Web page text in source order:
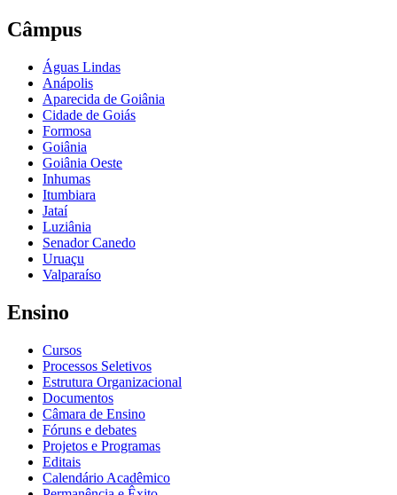
Câmpus
Águas Lindas
Anápolis
Aparecida de Goiânia
Cidade de Goiás
Formosa
Goiânia
Goiânia Oeste
Inhumas
Itumbiara
Jataí
Luziânia
Senador Canedo
Uruaçu
Valparaíso
Ensino
Cursos
Processos Seletivos
Estrutura Organizacional
Documentos
Câmara de Ensino
Fóruns e debates
Projetos e Programas
Editais
Calendário Acadêmico